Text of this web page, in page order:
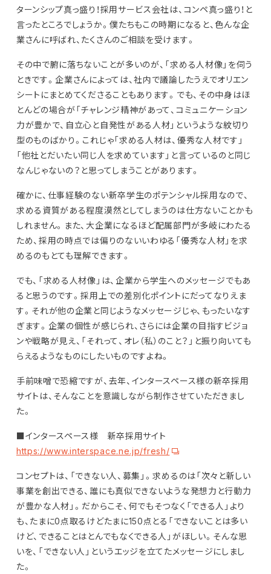
ターンシップ真っ盛り！採用サービス会社は、コンペ真っ盛り！と
言ったところでしょうか。僕たちもこの時期になると、色んな企
業さんに呼ばれ、たくさんのご相談を受けます。
その中で腑に落ちないことが多いのが、「求める人材像」を伺う
ときです。企業さんによっては、社内で議論したうえでオリエン
シートにまとめてくださることもあります。でも、その中身はほ
とんどの場合が「チャレンジ精神があって、コミュニケーション
力が豊かで、自立心と自発性がある人材」というような紋切り
型のものばかり。これじゃ「求める人材は、優秀な人材です」
「他社とだいたい同じ人を求めています」と言っているのと同じ
なんじゃないの？と思ってしまうことがあります。
確かに、仕事経験のない新卒学生のポテンシャル採用なので、
求める資質がある程度漠然としてしまうのは仕方ないことかも
しれません。また、大企業になるほど配属部門が多岐にわたる
ため、採用の時点では偏りのないいわゆる「優秀な人材」を求
めるのもとても理解できます。
でも、「求める人材像」は、企業から学生へのメッセージでもあ
ると思うのです。採用上での差別化ポイントにだってなりえま
す。それが他の企業と同じようなメッセージじゃ、もったいなす
ぎます。企業の個性が感じられ、さらには企業の目指すビジョ
ンや戦略が見え、「それって、オレ（私）のこと？」と振り向いても
らえるようなものにしたいものですよね。
手前味噌で恐縮ですが、去年、インタースペース様の新卒採用
サイトは、そんなことを意識しながら制作させていただきまし
た。
■インタースペース様 新卒採用サイト
https://www.interspace.ne.jp/fresh/
コンセプトは、「できない人、募集」。求めるのは「次々と新しい
事業を創出できる、誰にも真似できないような発想力と行動力
が豊かな人材」。だからこそ、何でもそつなく「できる人」より
も、たまに0点取るけどたまに150点とる「できないことは多い
けど、できることはとんでもなくできる人」がほしい。そんな思
いを、「できない人」というエッジを立てたメッセージにしまし
た。